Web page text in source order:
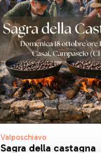
Valposchiavo
Sagra della castagna